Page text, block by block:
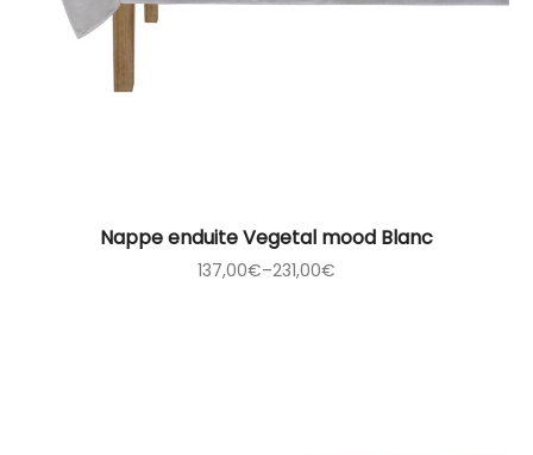
Nappe enduite Vegetal mood Blanc
137,00€–231,00€